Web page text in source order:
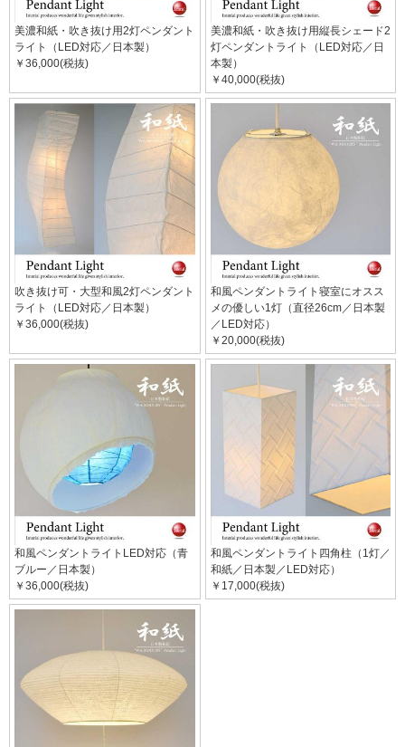
美濃和紙・吹き抜け用2灯ペンダント
ライト（LED対応／日本製）
￥36,000(税抜)
美濃和紙・吹き抜け用縦長シェード2
灯ペンダントライト（LED対応／日
本製）
￥40,000(税抜)
吹き抜け可・大型和風2灯ペンダント
ライト（LED対応／日本製）
￥36,000(税抜)
和風ペンダントライト寝室にオスス
メの優しい1灯（直径26cm／日本製
／LED対応）
￥20,000(税抜)
和風ペンダントライトLED対応（青
ブルー／日本製）
￥36,000(税抜)
和風ペンダントライト四角柱（1灯／
和紙／日本製／LED対応）
￥17,000(税抜)